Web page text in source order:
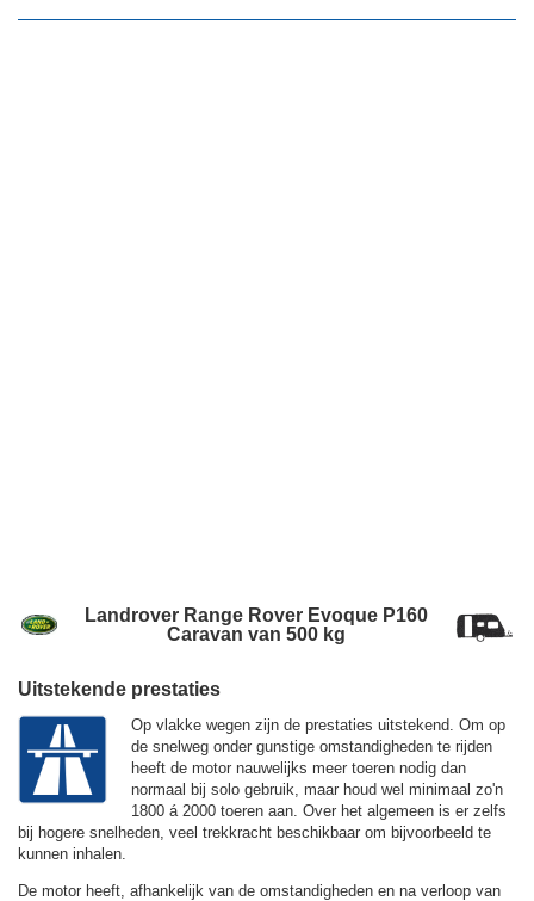
Landrover Range Rover Evoque P160
Caravan van 500 kg
Uitstekende prestaties
Op vlakke wegen zijn de prestaties uitstekend. Om op
de snelweg onder gunstige omstandigheden te rijden
heeft de motor nauwelijks meer toeren nodig dan
normaal bij solo gebruik, maar houd wel minimaal zo'n
1800 á 2000 toeren aan. Over het algemeen is er zelfs
bij hogere snelheden, veel trekkracht beschikbaar om bijvoorbeeld te
kunnen inhalen.
De motor heeft, afhankelijk van de omstandigheden en na verloop van